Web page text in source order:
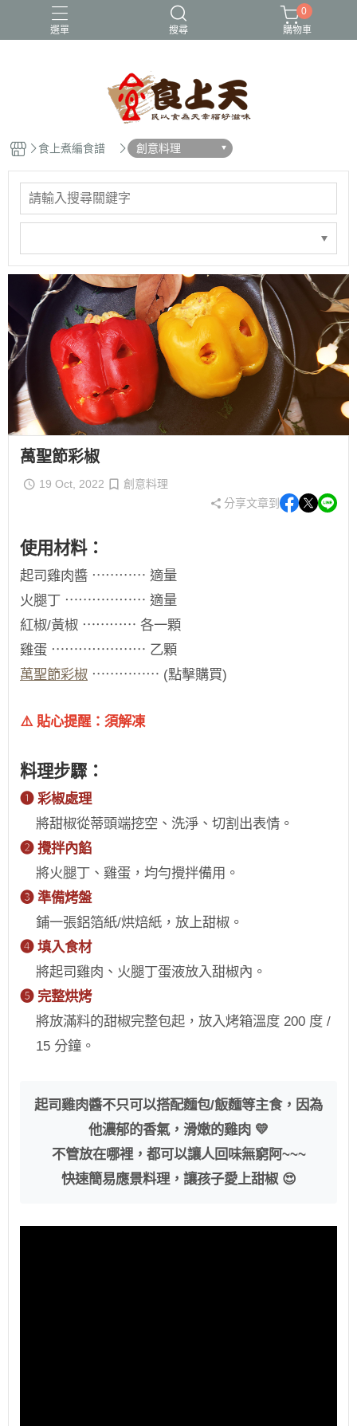
選單 搜尋
早餐/消夜 火鍋 紅龍
0
購物車
食上煮編食譜 創意料理
萬聖節彩椒
19 Oct, 2022
創意料理
分享文章到
使用材料：
起司雞肉醬 ⋯⋯⋯⋯ 適量
火腿丁 ⋯⋯⋯⋯⋯⋯ 適量
紅椒/黃椒 ⋯⋯⋯⋯ 各一顆
雞蛋 ⋯⋯⋯⋯⋯⋯⋯ 乙顆
萬聖節彩椒 ⋯⋯⋯⋯⋯ (點擊購買)
⚠️ 貼心提醒：須解凍
料理步驟：
❶ 彩椒處理
將甜椒從蒂頭端挖空、洗淨、切割出表情。
❷ 攪拌內餡
將火腿丁、雞蛋，均勻攪拌備用。
❸ 準備烤盤
鋪一張鋁箔紙/烘焙紙，放上甜椒。
❹ 填入食材
將起司雞肉、火腿丁蛋液放入甜椒內。
❺ 完整烘烤
將放滿料的甜椒完整包起，放入烤箱溫度 200 度 /
15 分鐘。
起司雞肉醬不只可以搭配麵包/飯麵等主食，因為
他濃郁的香氣，滑嫩的雞肉 💛
不管放在哪裡，都可以讓人回味無窮阿~~~
快速簡易應景料理，讓孩子愛上甜椒 😍